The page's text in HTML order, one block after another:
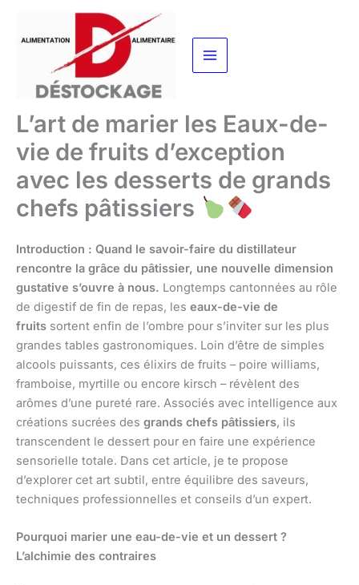
contenu
L’art de marier les Eaux-de-
vie de fruits d’exception
avec les desserts de grands
chefs pâtissiers
Introduction : Quand le savoir-faire du distillateur
rencontre la grâce du pâtissier, une nouvelle dimension
gustative s’ouvre à nous. Longtemps cantonnées au rôle
de digestif de fin de repas, les eaux-de-vie de
fruits sortent enfin de l’ombre pour s’inviter sur les plus
grandes tables gastronomiques. Loin d’être de simples
alcools puissants, ces élixirs de fruits – poire williams,
framboise, myrtille ou encore kirsch – révèlent des
arômes d’une pureté rare. Associés avec intelligence aux
créations sucrées des grands chefs pâtissiers, ils
transcendent le dessert pour en faire une expérience
sensorielle totale. Dans cet article, je te propose
d’explorer cet art subtil, entre équilibre des saveurs,
techniques professionnelles et conseils d’un expert.
Pourquoi marier une eau-de-vie et un dessert ?
L’alchimie des contraires